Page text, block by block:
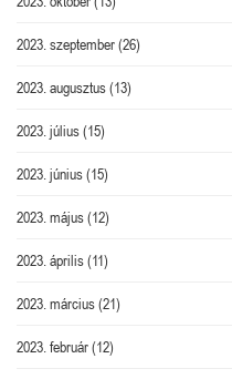
2023. szeptember(26)
2023. augusztus(13)
2023. július(15)
2023. június(15)
2023. május(12)
2023. április(11)
2023. március(21)
2023. február(12)